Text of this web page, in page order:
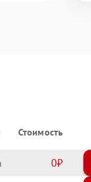
Стоимость
0